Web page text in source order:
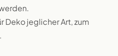
Deko jeglicher Art, zum